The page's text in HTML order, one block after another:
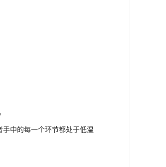
中的每一个环节都处于低温